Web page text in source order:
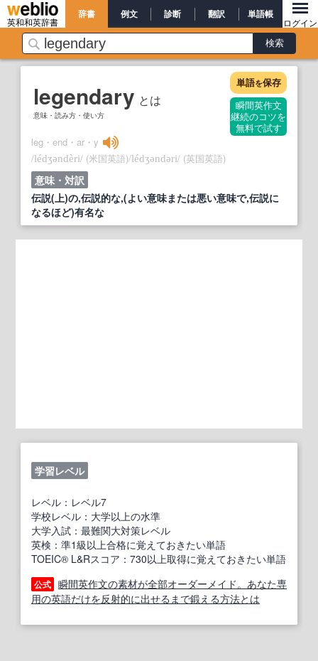
英和和英辞書
辞書 例文 診断 翻訳 単語帳
ログイン
legendary とは
意味・読み方・使い方
単語を保存
瞬間英作文
継続のコツを
無料で試す
leg・end・ar・y
/lédʒəndèri/ (米国英語)/lédʒəndəri/ (英国英語)
意味・対訳
伝説(上)の,伝説的な,(よい意味または悪い意味で,伝説に
なるほど)有名な
学習レベル
レベル：レベル7
学校レベル：大学以上の水準
大学入試：最難関大対策レベル
英検：準1級以上合格に覚えておきたい単語
TOEIC® L&Rスコア：730以上取得に覚えておきたい単語
公式 瞬間英作文の素材が全部オーダーメイド。あなた専
用の英語だけを反射的に出せるまで鍛える方法とは